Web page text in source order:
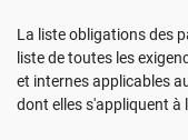
DORA
Par où commencer
Consultants
À propos de nous
La liste obligations des
liste de toutes les
et internes applicables
dont elles s'appliquent à